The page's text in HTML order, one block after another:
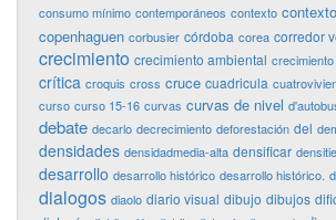
consumo mínimo contemporáneos contexto
copenhaguen corbusier córdoba corea corredor
crecimiento crecimiento ambiental
crítica croquis cross cruce cuadricula
curso curso 15-16 curvas curvas de nivel
debate decarlo decrecimiento deforestación del
densidades densidadmedia-alta densificar
desarrollo desarrollo histórico desarrollo histórico.
dialogos diaolo diario visual dibujo dibujos